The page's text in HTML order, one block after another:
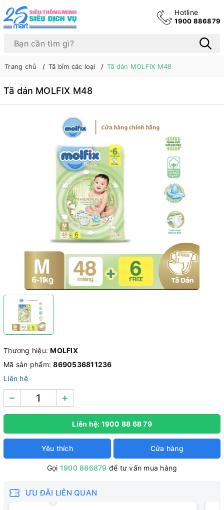
Hotline
1900 886879
Trang chủ Tã bỉm các loại Tã dán MOLFIX M48
Tã dán MOLFIX M48
Thương hiệu:MOLFIX
Mã sản phẩm:8690536811236
Liên hệ
– +
Liên hệ: 1900 88 68 79
Yêu thích Cửa hàng
Gọi 1900 886879 để tư vấn mua hàng
ƯU ĐÃI LIÊN QUAN